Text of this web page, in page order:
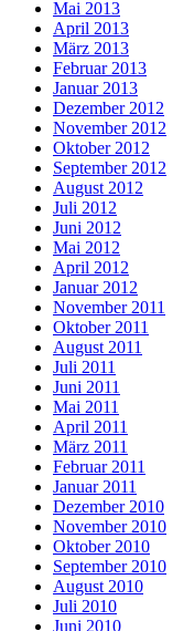
Mai 2013
April 2013
März 2013
Februar 2013
Januar 2013
Dezember 2012
November 2012
Oktober 2012
September 2012
August 2012
Juli 2012
Juni 2012
Mai 2012
April 2012
Januar 2012
November 2011
Oktober 2011
August 2011
Juli 2011
Juni 2011
Mai 2011
April 2011
März 2011
Februar 2011
Januar 2011
Dezember 2010
November 2010
Oktober 2010
September 2010
August 2010
Juli 2010
Juni 2010